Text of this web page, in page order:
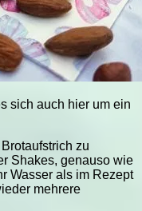
sich auch hier um ein
zu
Shakes, genauso wie
Wasser als im Rezept
mehrere